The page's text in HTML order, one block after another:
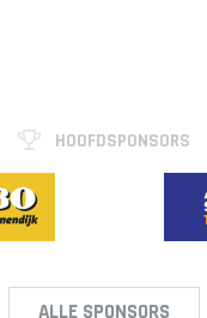
HOOFDSPONSORS
ALLE SPONSORS